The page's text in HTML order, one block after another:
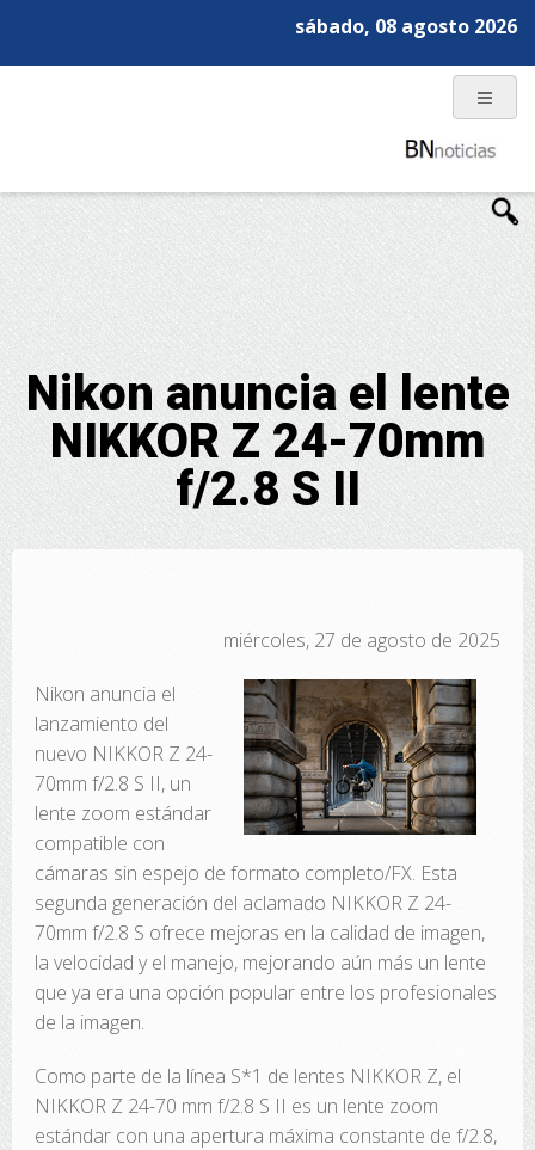
sábado, 08 agosto 2026
Nikon anuncia el lente
NIKKOR Z 24-70mm
f/2.8 S II
miércoles, 27 de agosto de 2025
Nikon anuncia el
lanzamiento del
nuevo NIKKOR Z 24-
70mm f/2.8 S II, un
lente zoom estándar
compatible con
cámaras sin espejo de formato completo/FX. Esta
segunda generación del aclamado NIKKOR Z 24-
70mm f/2.8 S ofrece mejoras en la calidad de imagen,
la velocidad y el manejo, mejorando aún más un lente
que ya era una opción popular entre los profesionales
de la imagen.
Como parte de la línea S*1 de lentes NIKKOR Z, el
NIKKOR Z 24-70 mm f/2.8 S II es un lente zoom
estándar con una apertura máxima constante de f/2.8,